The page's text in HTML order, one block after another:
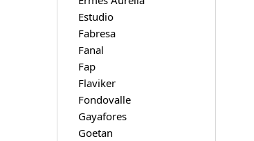
Estudio
Fabresa
Fanal
Fap
Flaviker
Fondovalle
Gayafores
Goetan